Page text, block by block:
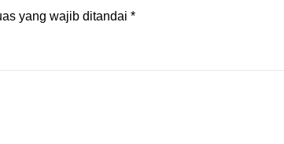
yang wajib ditandai *